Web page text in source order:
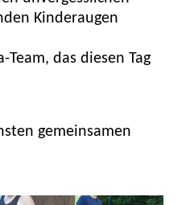
Kinderaugen
das diesen Tag
gemeinsamen